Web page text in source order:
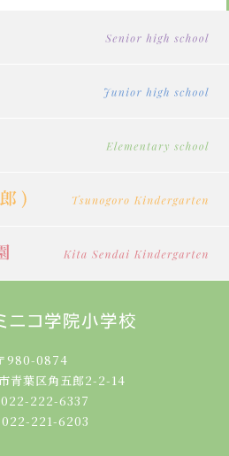
980-0874
青葉区角五郎2-2-14
222-6337
022-221-6203